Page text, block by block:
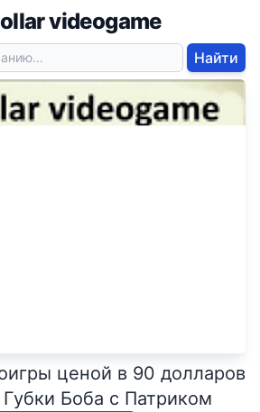
videogame
Найти
ценой в 90 долларов
Боба с Патриком